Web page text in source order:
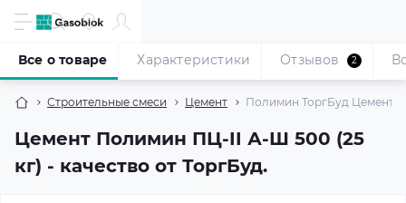
Строительные смеси Цемент Полимин ТоргБуд Цемент
Цемент Полимин ПЦ-II А-Ш 500 (25
кг) - качество от ТоргБуд.
Все о товаре Характеристики Отзывов 2